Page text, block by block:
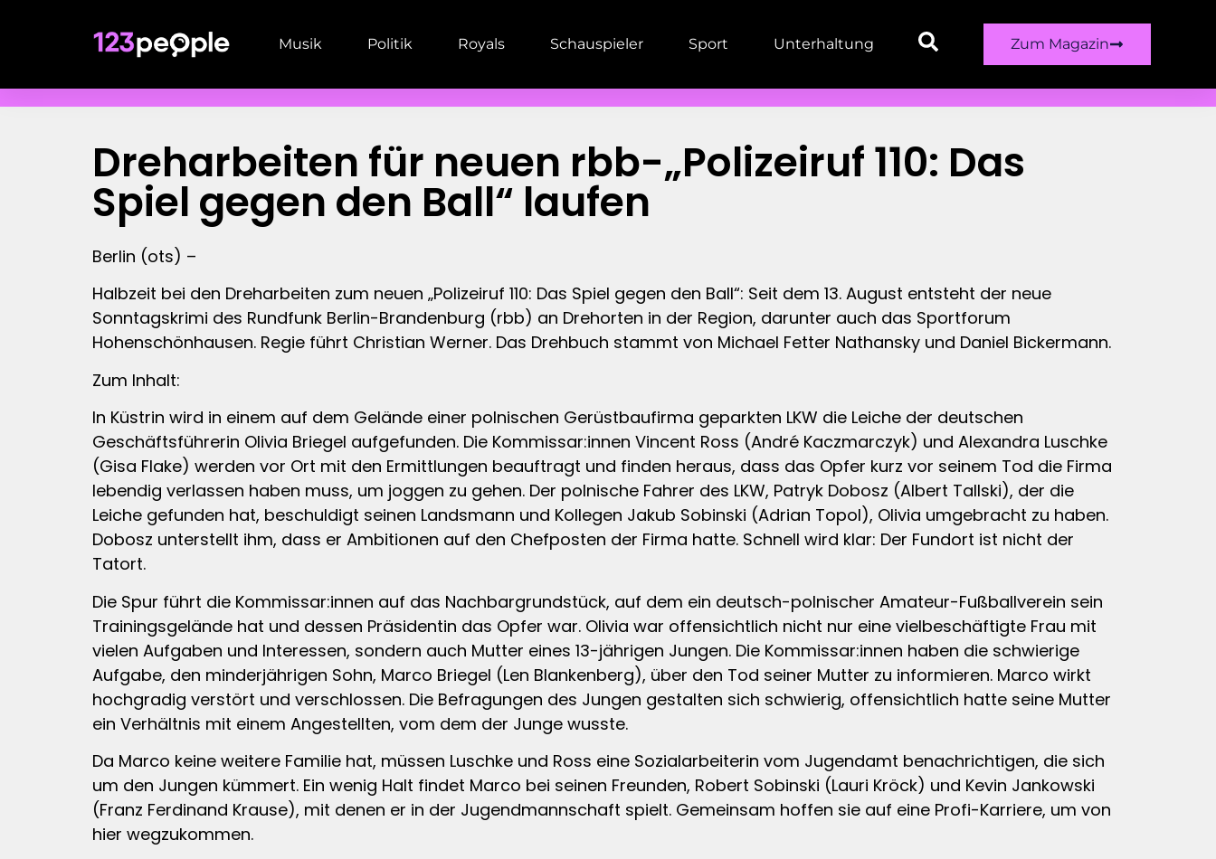
Musik Politik Royals Schauspieler Sport Unterhaltung Zum Magazin
Dreharbeiten für neuen rbb-„Polizeiruf 110: Das
Spiel gegen den Ball“ laufen
Berlin (ots) –
Halbzeit bei den Dreharbeiten zum neuen „Polizeiruf 110: Das Spiel gegen den Ball“: Seit dem 13. August entsteht der neue
Sonntagskrimi des Rundfunk Berlin-Brandenburg (rbb) an Drehorten in der Region, darunter auch das Sportforum
Hohenschönhausen. Regie führt Christian Werner. Das Drehbuch stammt von Michael Fetter Nathansky und Daniel Bickermann.
Zum Inhalt:
In Küstrin wird in einem auf dem Gelände einer polnischen Gerüstbaufirma geparkten LKW die Leiche der deutschen
Geschäftsführerin Olivia Briegel aufgefunden. Die Kommissar:innen Vincent Ross (André Kaczmarczyk) und Alexandra Luschke
(Gisa Flake) werden vor Ort mit den Ermittlungen beauftragt und finden heraus, dass das Opfer kurz vor seinem Tod die Firma
lebendig verlassen haben muss, um joggen zu gehen. Der polnische Fahrer des LKW, Patryk Dobosz (Albert Tallski), der die
Leiche gefunden hat, beschuldigt seinen Landsmann und Kollegen Jakub Sobinski (Adrian Topol), Olivia umgebracht zu haben.
Dobosz unterstellt ihm, dass er Ambitionen auf den Chefposten der Firma hatte. Schnell wird klar: Der Fundort ist nicht der
Tatort.
Die Spur führt die Kommissar:innen auf das Nachbargrundstück, auf dem ein deutsch-polnischer Amateur-Fußballverein sein
Trainingsgelände hat und dessen Präsidentin das Opfer war. Olivia war offensichtlich nicht nur eine vielbeschäftigte Frau mit
vielen Aufgaben und Interessen, sondern auch Mutter eines 13-jährigen Jungen. Die Kommissar:innen haben die schwierige
Aufgabe, den minderjährigen Sohn, Marco Briegel (Len Blankenberg), über den Tod seiner Mutter zu informieren. Marco wirkt
hochgradig verstört und verschlossen. Die Befragungen des Jungen gestalten sich schwierig, offensichtlich hatte seine Mutter
ein Verhältnis mit einem Angestellten, vom dem der Junge wusste.
Da Marco keine weitere Familie hat, müssen Luschke und Ross eine Sozialarbeiterin vom Jugendamt benachrichtigen, die sich
um den Jungen kümmert. Ein wenig Halt findet Marco bei seinen Freunden, Robert Sobinski (Lauri Kröck) und Kevin Jankowski
(Franz Ferdinand Krause), mit denen er in der Jugendmannschaft spielt. Gemeinsam hoffen sie auf eine Profi-Karriere, um von
hier wegzukommen.